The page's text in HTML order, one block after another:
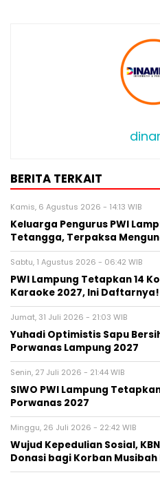
BERITA TERKAIT
Kamis, 6 Agustus 2026 - 14:13 WIB
Keluarga Pengurus PWI
Tetangga, Terpaksa
Sabtu, 1 Agustus 2026 - 06:42 WIB
PWI Lampung Tetapkan 14
Karaoke 2027, Ini Daftarnya!
Jumat, 31 Juli 2026 - 21:03 WIB
Yuhadi Optimistis Sapu
Porwanas Lampung 2027
Senin, 27 Juli 2026 - 21:44 WIB
SIWO PWI Lampung
Porwanas 2027
Minggu, 26 Juli 2026 - 22:42 WIB
Wujud Kepedulian Sosial,
Donasi bagi Korban